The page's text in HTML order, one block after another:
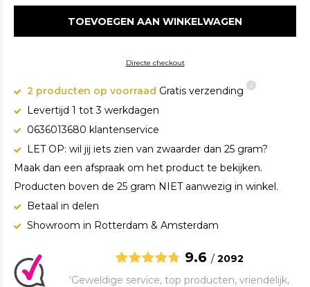
TOEVOEGEN AAN WINKELWAGEN
Directe checkout
2 producten op voorraad Gratis verzending
Levertijd 1 tot 3 werkdagen
0636013680 klantenservice
LET OP: wil jij iets zien van zwaarder dan 25 gram?
Maak dan een afspraak om het product te bekijken.
Producten boven de 25 gram NIET aanwezig in winkel.
Betaal in delen
Showroom in Rotterdam & Amsterdam
9.6 / 2092
‘Geweldige service, top producten, vriendelijk,